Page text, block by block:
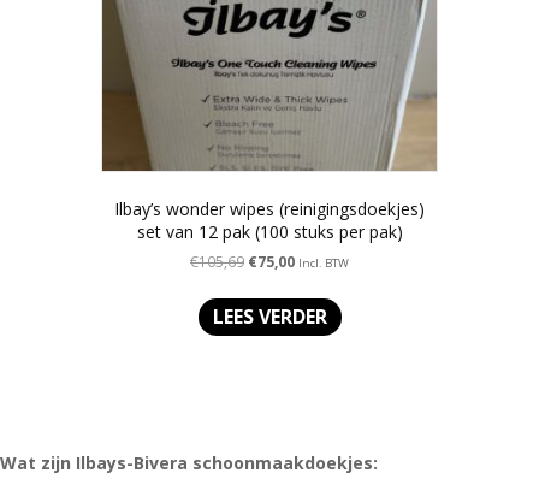
Ilbay’s wonder wipes (reinigingsdoekjes)
set van 12 pak (100 stuks per pak)
€105,69 Oorspronkelijke
was:
€105,69.
€75,00Huidige
is:
€75,00.
Incl. BTW
LEES VERDER
Wat zijn Ilbays-Bivera schoonmaakdoekjes: